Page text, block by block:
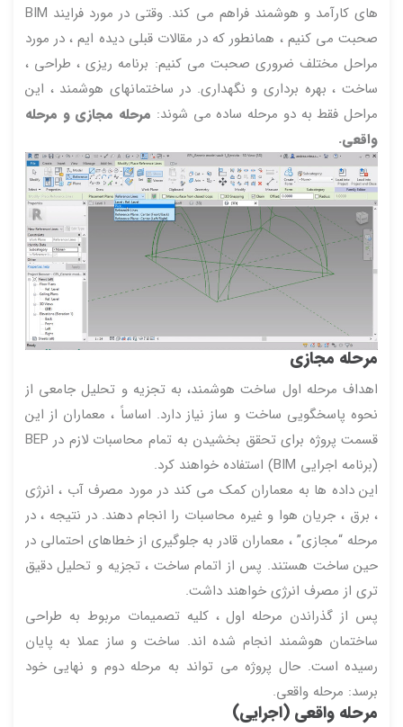
های کارآمد و هوشمند فراهم می کند. وقتی در مورد فرایند BIM
صحبت می کنیم ، همانطور که در مقالات قبلی دیده ایم ، در مورد
مراحل مختلف ضروری صحبت می کنیم: برنامه ریزی ، طراحی ،
ساخت ، بهره برداری و نگهداری. در ساختمانهای هوشمند ، این
مراحل فقط به دو مرحله ساده می شوند: مرحله مجازی و مرحله
واقعی.
مرحله مجازی
اهداف مرحله اول ساخت هوشمند، به تجزیه و تحلیل جامعی از
نحوه پاسخگویی ساخت و ساز نیاز دارد. اساساً ، معماران از این
قسمت پروژه برای تحقق بخشیدن به تمام محاسبات لازم در BEP
(برنامه اجرایی BIM) استفاده خواهند کرد.
این داده ها به معماران کمک می کند در مورد مصرف آب ، انرژی
، برق ، جریان هوا و غیره محاسبات را انجام دهند. در نتیجه ، در
مرحله “مجازی” ، معماران قادر به جلوگیری از خطاهای احتمالی در
حین ساخت هستند. پس از اتمام ساخت ، تجزیه و تحلیل دقیق
تری از مصرف انرژی خواهند داشت.
پس از گذراندن مرحله اول ، کلیه تصمیمات مربوط به طراحی
ساختمان هوشمند انجام شده اند. ساخت و ساز عملا به پایان
رسیده است. حال پروژه می تواند به مرحله دوم و نهایی خود
برسد: مرحله واقعی.
مرحله واقعی (اجرایی)